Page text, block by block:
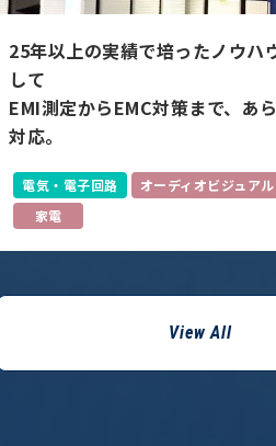
評価・検証の自動化で、ヒュー
り除きながら、作業効率を格段
評価・検証 家電
View All